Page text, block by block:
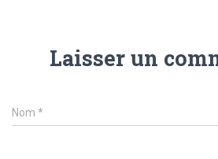
Laisser un
Nom *